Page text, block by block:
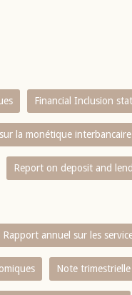
Financial Inclusion
la monétique
Report on deposit and
Rapport annuel sur les
Note